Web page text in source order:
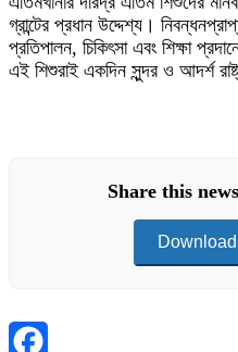
গ্রান্টের প্রধান উদ্দেশ্য।
প্রতিপালন, চিকিৎসা এবং শিক্ষা
এই শিশুরাই একদিন সুন্দর ও আদর্শ
Share this